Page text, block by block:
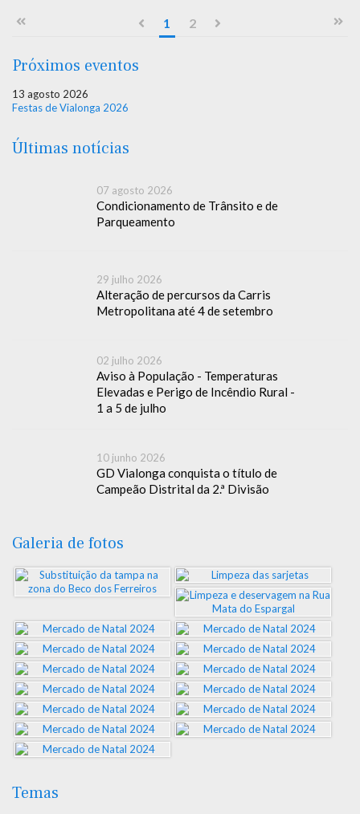
1 2
Próximos eventos
13 agosto 2026
Festas de Vialonga 2026
Últimas notícias
07 agosto 2026
Condicionamento de Trânsito e de
Parqueamento
29 julho 2026
Alteração de percursos da Carris
Metropolitana até 4 de setembro
02 julho 2026
Aviso à População - Temperaturas
Elevadas e Perigo de Incêndio Rural -
1 a 5 de julho
10 junho 2026
GD Vialonga conquista o título de
Campeão Distrital da 2.ª Divisão
Galeria de fotos
Temas